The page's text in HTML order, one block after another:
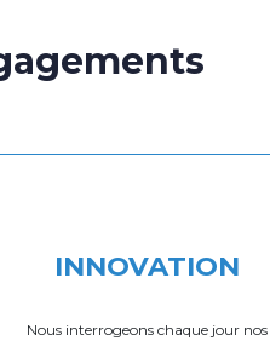
INNOVATION
Nous interrogeons chaque jour nos